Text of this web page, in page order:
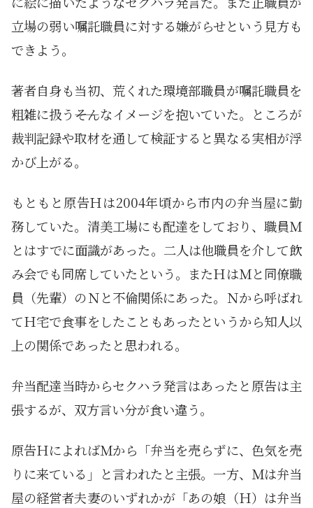
立場の弱い嘱託職員に対する嫌がらせという見方も
できよう。
著者自身も当初、荒くれた環境部職員が嘱託職員を
粗雑に扱う――そんなイメージを抱いていた。ところが
裁判記録や取材を通して検証すると異なる実相が浮
かび上がる。
もともと原告Ｈは2004年頃から市内の弁当屋に勤
務していた。清美工場にも配達をしており、職員Ｍ
とはすでに面識があった。二人は他職員を介して飲
み会でも同席していたという。またＨはＭと同僚職
員（先輩）のＮと不倫関係にあった。Ｎから呼ばれ
てＨ宅で食事をしたこともあったというから知人以
上の関係であったと思われる。
弁当配達当時からセクハラ発言はあったと原告は主
張するが、双方言い分が食い違う。
原告ＨによればＭから「弁当を売らずに、色気を売
りに来ている」と言われたと主張。一方、Ｍは弁当
屋の経営者夫妻のいずれかが「あの娘（Ｈ）は弁当